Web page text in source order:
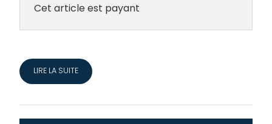
Cet article est payant
LIRE LA SUITE